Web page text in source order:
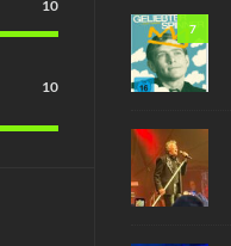
10
10
7